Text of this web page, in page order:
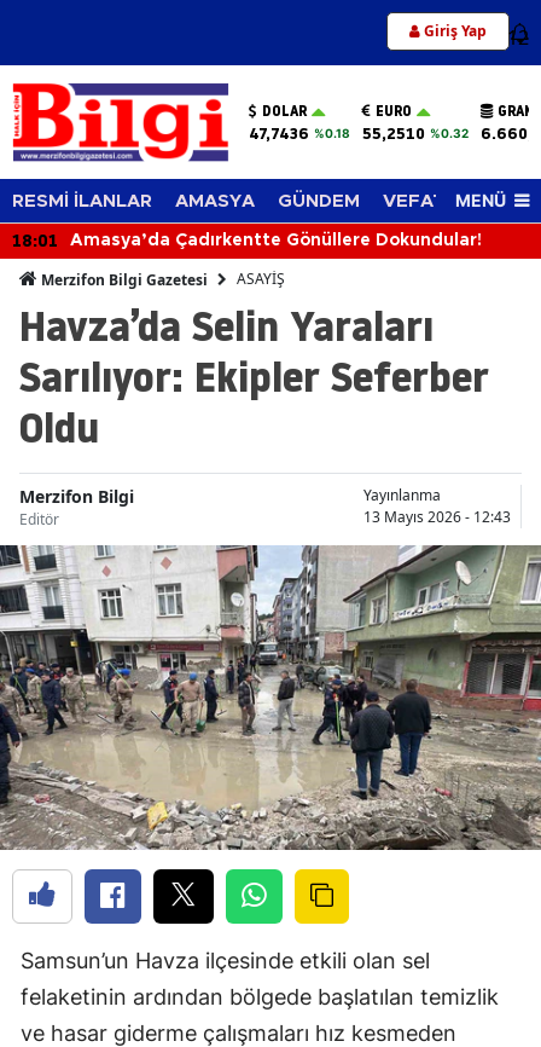
Giriş Yap 12
DOLAR
47,7436 %0.18
EURO
55,2510 %0.32
RESMİ İLANLAR AMASYA GÜNDEM VEFAT EDENLER
MENÜ
Amasya’da Çadırkentte Gönüllere Dokundular!
Merzifon Bilgi Gazetesi ASAYİŞ
Havza’da Selin Yaraları
Sarılıyor: Ekipler Seferber
Oldu
Merzifon Bilgi
Editör
Yayınlanma
13 Mayıs 2026 - 12:43
Samsun’un Havza ilçesinde etkili olan sel
felaketinin ardından bölgede başlatılan temizlik
ve hasar giderme çalışmaları hız kesmeden